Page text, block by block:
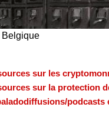
Belgique
sur les
sur la protection
podcasts